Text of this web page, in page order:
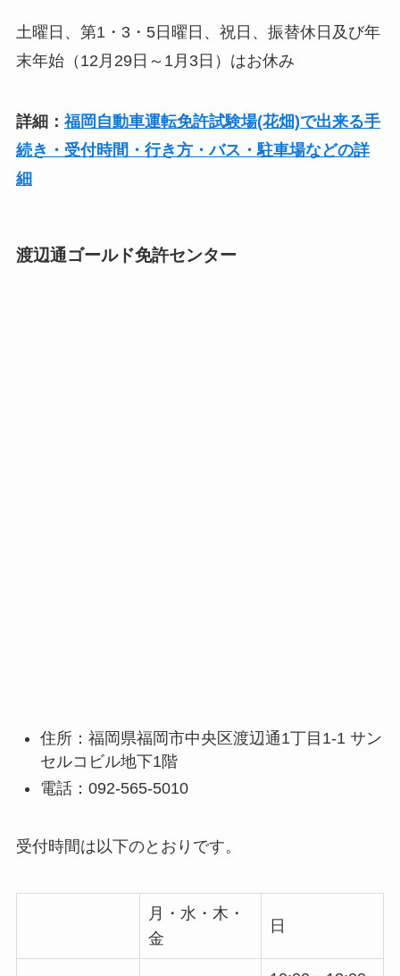
土曜日、第1・3・5日曜日、祝日、振替休日及び年
末年始（12月29日～1月3日）はお休み
詳細： 福岡自動車運転免許試験場(花畑)で出来る手
続き・受付時間・行き方・バス・駐車場などの詳
細
渡辺通ゴールド免許センター
住所：福岡県福岡市中央区渡辺通1丁目1-1 サン
セルコビル地下1階
電話：092-565-5010
受付時間は以下のとおりです。
月・水・木・
金
日